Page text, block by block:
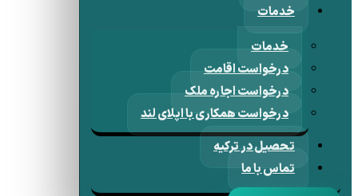
خدمات
خدمات
درخواست اقامت
درخواست اجاره ملک
درخواست همکاری با اپلای لند
تحصیل در ترکیه
تماس با ما